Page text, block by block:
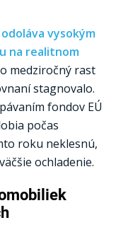
vysokým
na realitnom
medziročný rast
stagnovalo.
fondov EÚ
počas
roku neklesnú,
ochladenie.